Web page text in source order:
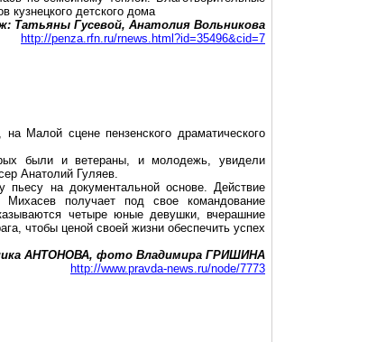
кузнецкого детского дома
Татьяны Гусевой, Анатолия Вольникова
http://penza.rfn.ru/rnews.html?id=35496&cid=7
Малой сцене пензенского драматического
были и ветераны, и молодежь, увидели
Анатолий Гуляев.
пьесу на документальной основе. Действие
Михасев получает под свое командование
четыре юные девушки, вчерашние
чтобы ценой своей жизни обеспечить успех
АНТОНОВА, фото Владимира ГРИШИНА
http://www.pravda-news.ru/node/7773